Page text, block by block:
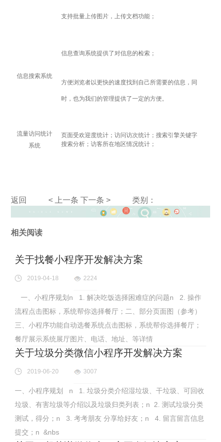
支持批量上传图片，上传文档功能；
信息搜索系统
信息查询系统提供了对信息的检索；
方便浏览者以更快的速度找到自己所需要的信息，同
时，也为我们的管理提供了一定的方便。
流量访问统计
系统
页面受欢迎度统计；访问访次统计；搜索引擎关键字
搜索分析；访客所在地区情况统计；
返回 < 上一条 下一条 > 类别：
相关阅读
关于找餐小程序开发解决方案
2019-04-18 2224
一、小程序规划n 1. 解决吃饭选择困难症的问题n 2. 操作
流程点击图标，系统帮你选择餐厅；二、部分页面图（参考）
三、小程序功能自动选餐系统点击图标，系统帮你选择餐厅；
餐厅展示系统展厅图片、电话、地址、等详情
关于垃圾分类微信小程序开发解决方案
2019-06-20 3007
一、小程序规划 n 1. 垃圾分类介绍湿垃圾、干垃圾、可回收
垃圾、有害垃圾等介绍以及垃圾归类列表；n 2. 测试垃圾分类
测试，得分；n 3. 考考朋友 分享给好友；n 4. 留言留言信息
提交；n &nbs